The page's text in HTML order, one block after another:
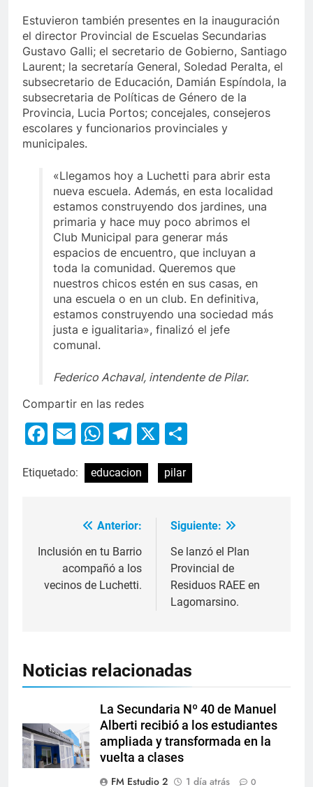
Estuvieron también presentes en la inauguración
el director Provincial de Escuelas Secundarias
Gustavo Galli; el secretario de Gobierno, Santiago
Laurent; la secretaría General, Soledad Peralta, el
subsecretario de Educación, Damián Espíndola, la
subsecretaria de Políticas de Género de la
Provincia, Lucia Portos; concejales, consejeros
escolares y funcionarios provinciales y
municipales.
«Llegamos hoy a Luchetti para abrir esta
nueva escuela. Además, en esta localidad
estamos construyendo dos jardines, una
primaria y hace muy poco abrimos el
Club Municipal para generar más
espacios de encuentro, que incluyan a
toda la comunidad. Queremos que
nuestros chicos estén en sus casas, en
una escuela o en un club. En definitiva,
estamos construyendo una sociedad más
justa e igualitaria», finalizó el jefe
comunal.
Federico Achaval, intendente de Pilar.
Compartir en las redes
Facebook
EmailWhatsApp
Telegram
X
Etiquetado: educacion pilar
Anterior:
Inclusión en tu Barrio
acompañó a los
vecinos de Luchetti.
Siguiente:
Se lanzó el Plan
Provincial de
Residuos RAEE en
Lagomarsino.
Noticias relacionadas
La Secundaria Nº 40 de Manuel
Alberti recibió a los estudiantes
ampliada y transformada en la
vuelta a clases
FM Estudio 2
1 día atrás 0